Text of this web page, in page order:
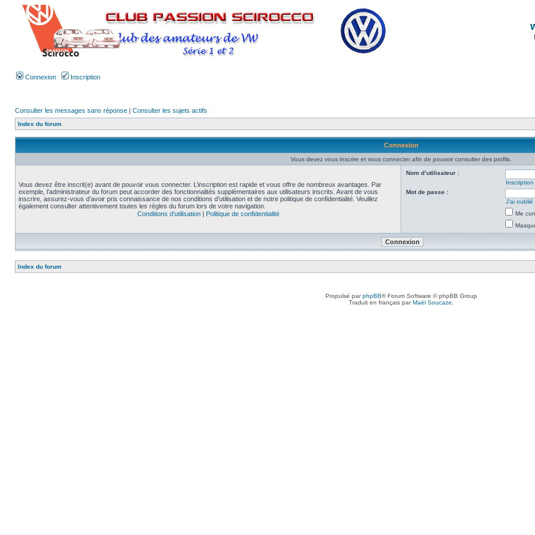
Connexion Inscription
Consulter les messages sans réponse | Consulter les sujets actifs
Index du forum
Connexion
Vous devez vous inscrire et vous connecter afin de pouvoir consulter des profils.
Vous devez être inscrit(e) avant de pouvoir vous connecter. L’inscription est rapide et vous offre de nombreux avantages. Par
exemple, l’administrateur du forum peut accorder des fonctionnalités supplémentaires aux utilisateurs inscrits. Avant de vous
inscrire, assurez-vous d’avoir pris connaissance de nos conditions d’utilisation et de notre politique de confidentialité. Veuillez
également consulter attentivement toutes les règles du forum lors de votre navigation.
Conditions d’utilisation| Politique de confidentialité
Nom d’utilisateur :
Inscription
Mot de passe :
J’ai
Me
Index du forum
Propulsé parphpBB® Forum Software © phpBB Group
Traduit en français parMaël Soucaze